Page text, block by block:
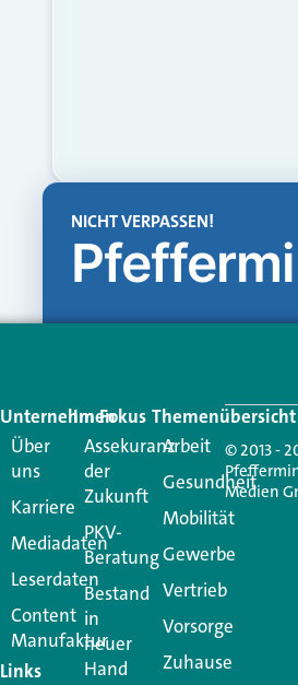
NICHT VERPASSEN!
Schreiben Sie
Unternehmen
Über
uns
Karriere
Mediadaten
Leserdaten
Content
Manufaktur
Links
Im Fokus
Assekuranz
der
Zukunft
PKV-
Beratung
Bestand
in
neuer
Hand
Themenübersicht
Arbeit
Gesundheit
Mobilität
Gewerbe
Vertrieb
Vorsorge
Zuhause
© 2013 -
Medien